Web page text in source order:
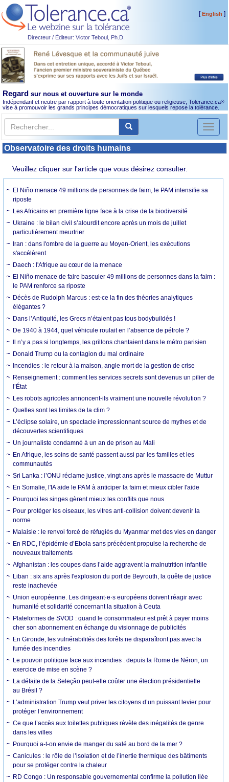
Directeur / Éditeur: Victor Teboul, Ph.D.
[English ]
Regard sur nous et ouverture sur le monde
Indépendant et neutre par rapport à toute orientation politique ou religieuse, Tolerance.ca®
vise à promouvoir les grands principes démocratiques sur lesquels repose la tolérance.
Toggle
Observatoire des droits humains
Veuillez cliquer sur l'article que vous désirez consulter.
El Niño menace 49 millions de personnes de faim, le PAM intensifie sa
riposte
Les Africains en première ligne face à la crise de la biodiversité
Ukraine : le bilan civil s’alourdit encore après un mois de juillet
particulièrement meurtrier
Iran : dans l'ombre de la guerre au Moyen-Orient, les exécutions
s'accélèrent
Daech : l'Afrique au cœur de la menace
El Niño menace de faire basculer 49 millions de personnes dans la faim :
le PAM renforce sa riposte
Décès de Rudolph Marcus : est-ce la fin des théories analytiques
élégantes ?
Dans l’Antiquité, les Grecs n’étaient pas tous bodybuildés !
De 1940 à 1944, quel véhicule roulait en l’absence de pétrole ?
Il n’y a pas si longtemps, les grillons chantaient dans le métro parisien
Donald Trump ou la contagion du mal ordinaire
Incendies : le retour à la maison, angle mort de la gestion de crise
Renseignement : comment les services secrets sont devenus un pilier de
l’État
Les robots agricoles annoncent-ils vraiment une nouvelle révolution ?
Quelles sont les limites de la clim ?
L’éclipse solaire, un spectacle impressionnant source de mythes et de
découvertes scientifiques
Un journaliste condamné à un an de prison au Mali
En Afrique, les soins de santé passent aussi par les familles et les
communautés
Sri Lanka : l’ONU réclame justice, vingt ans après le massacre de Muttur
En Somalie, l'IA aide le PAM à anticiper la faim et mieux cibler l'aide
Pourquoi les singes gèrent mieux les conflits que nous
Pour protéger les oiseaux, les vitres anti-collision doivent devenir la
norme
Malaisie : le renvoi forcé de réfugiés du Myanmar met des vies en danger
En RDC, l’épidémie d’Ebola sans précédent propulse la recherche de
nouveaux traitements
Afghanistan : les coupes dans l’aide aggravent la malnutrition infantile
Liban : six ans après l'explosion du port de Beyrouth, la quête de justice
reste inachevée
Union européenne. Les dirigeant·e·s européens doivent réagir avec
humanité et solidarité concernant la situation à Ceuta
Plateformes de SVOD : quand le consommateur est prêt à payer moins
cher son abonnement en échange du visionnage de publicités
En Gironde, les vulnérabilités des forêts ne disparaîtront pas avec la
fumée des incendies
Le pouvoir politique face aux incendies : depuis la Rome de Néron, un
exercice de mise en scène ?
La défaite de la Seleção peut-elle coûter une élection présidentielle
au Brésil ?
L’administration Trump veut priver les citoyens d’un puissant levier pour
protéger l’environnement
Ce que l’accès aux toilettes publiques révèle des inégalités de genre
dans les villes
Pourquoi a-t-on envie de manger du salé au bord de la mer ?
Canicules : le rôle de l’isolation et de l’inertie thermique des bâtiments
pour se protéger contre la chaleur
RD Congo : Un responsable gouvernemental confirme la pollution liée